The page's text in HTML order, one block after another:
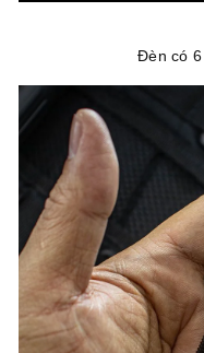
Đèn có 6